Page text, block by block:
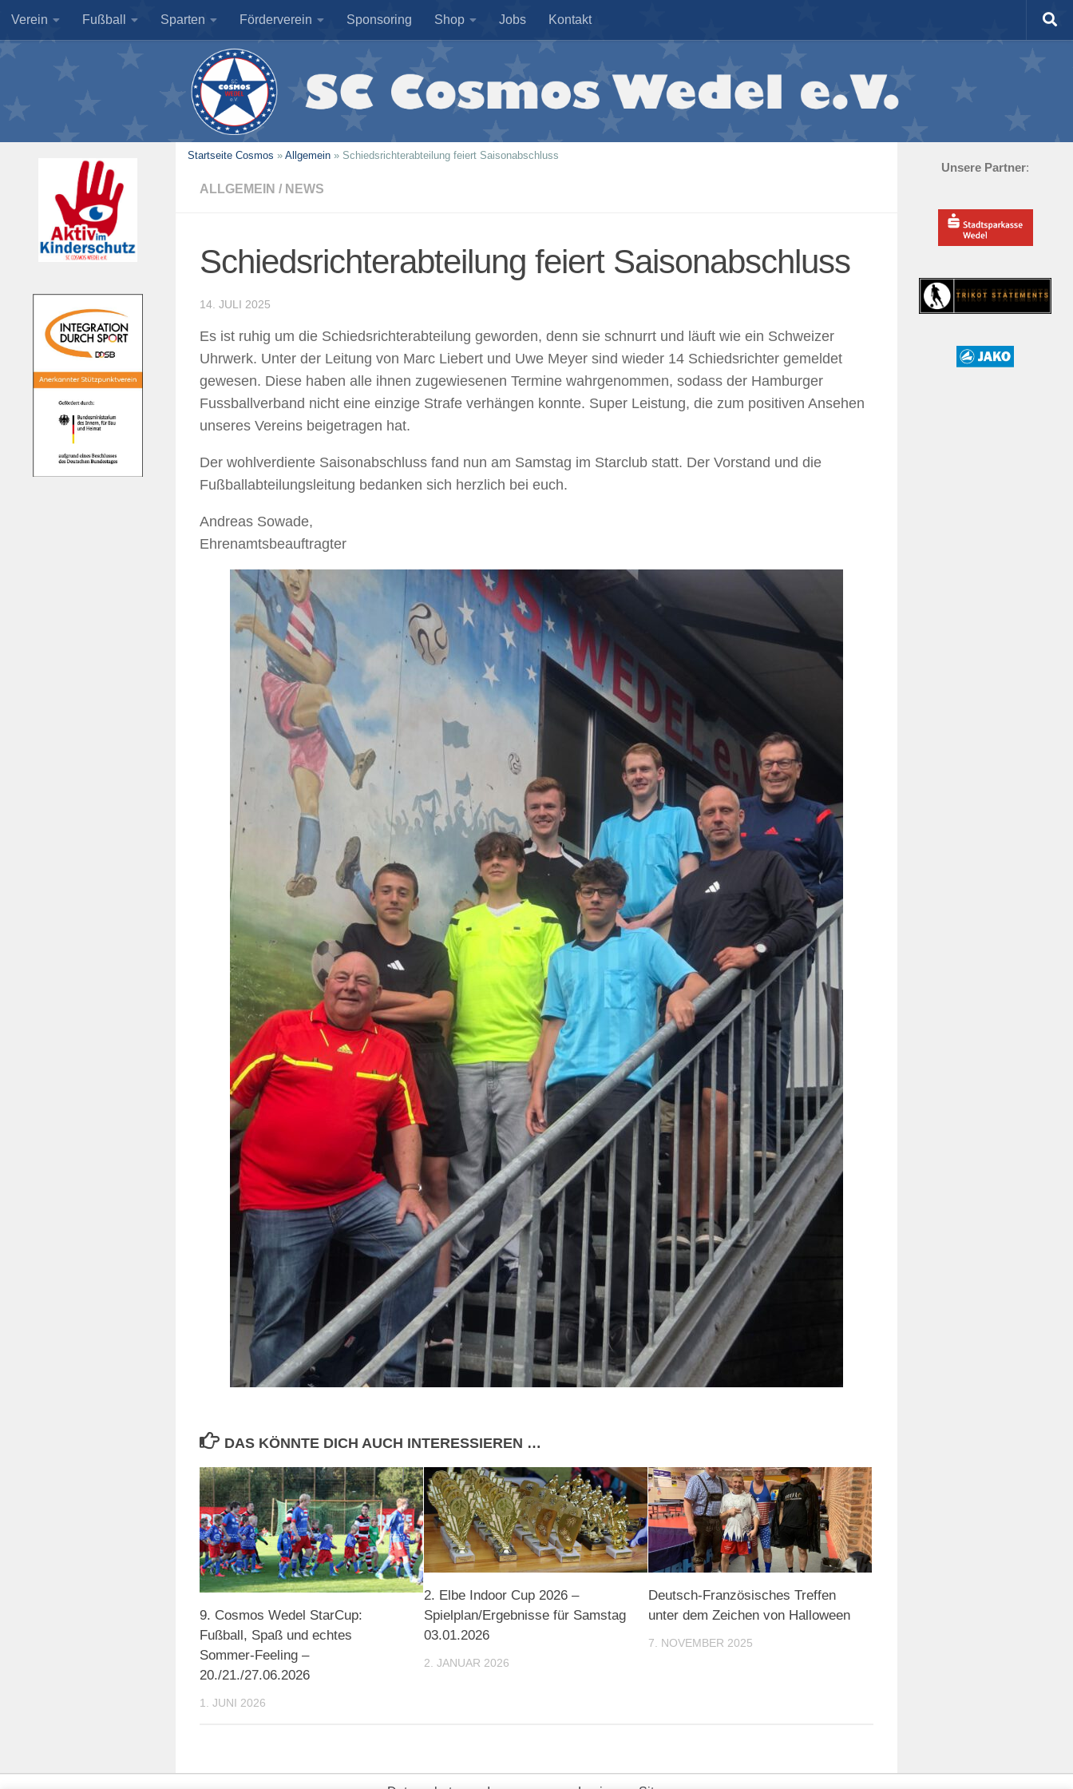
Zum Inhalt springen
Verein Fußball Sparten Förderverein Sponsoring Shop Jobs Kontakt
Startseite Cosmos » Allgemein » Schiedsrichterabteilung feiert Saisonabschluss
ALLGEMEIN / NEWS
Schiedsrichterabteilung feiert Saisonabschluss
14. JULI 2025
Es ist ruhig um die Schiedsrichterabteilung geworden, denn sie schnurrt und läuft wie ein Schweizer
Uhrwerk. Unter der Leitung von Marc Liebert und Uwe Meyer sind wieder 14 Schiedsrichter gemeldet
gewesen. Diese haben alle ihnen zugewiesenen Termine wahrgenommen, sodass der Hamburger
Fussballverband nicht eine einzige Strafe verhängen konnte. Super Leistung, die zum positiven Ansehen
unseres Vereins beigetragen hat.
Der wohlverdiente Saisonabschluss fand nun am Samstag im Starclub statt. Der Vorstand und die
Fußballabteilungsleitung bedanken sich herzlich bei euch.
Andreas Sowade,
Ehrenamtsbeauftragter
DAS KÖNNTE DICH AUCH INTERESSIEREN …
9. Cosmos Wedel StarCup:
Fußball, Spaß und echtes
Sommer-Feeling –
20./21./27.06.2026
1. JUNI 2026
2. Elbe Indoor Cup 2026 –
Spielplan/Ergebnisse für Samstag
03.01.2026
2. JANUAR 2026
Deutsch-Französisches Treffen
unter dem Zeichen von Halloween
7. NOVEMBER 2025
Unsere Partner: